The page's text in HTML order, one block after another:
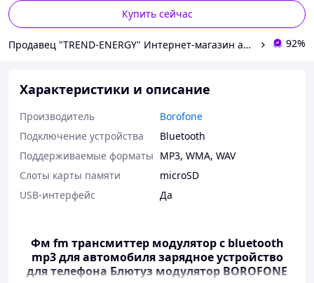
Купить сейчас
Продавец "TREND-ENERGY" Интернет-магазин аксессуаров к смартфонам и компьютерам 92%
Характеристики и описание
Производитель
Borofone
Подключение устройства
Bluetooth
Поддерживаемые форматы MP3, WMA, WAV
Слоты карты памяти
microSD
USB-интерфейс
Да
Фм fm трансмиттер модулятор с bluetooth
mp3 для автомобиля зарядное устройство
для телефона Блютуз модулятор BOROFONE